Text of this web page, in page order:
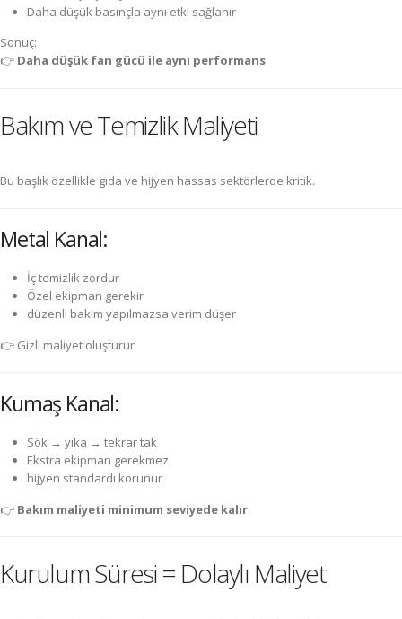
Daha düşük basınçla aynı etki sağlanır
Sonuç:
👉 Daha düşük fan gücü ile aynı performans
Bakım ve Temizlik Maliyeti
Bu başlık özellikle gıda ve hijyen hassas sektörlerde kritik.
Metal Kanal:
İç temizlik zordur
Özel ekipman gerekir
düzenli bakım yapılmazsa verim düşer
👉 Gizli maliyet oluşturur
Kumaş Kanal:
Sök → yıka → tekrar tak
Ekstra ekipman gerekmez
hijyen standardı korunur
👉 Bakım maliyeti minimum seviyede kalır
Kurulum Süresi = Dolaylı Maliyet